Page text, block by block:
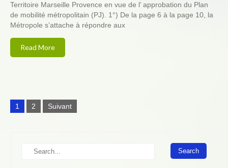
Territoire Marseille Provence en vue de l’ approbation du Plan
de mobilité métropolitain (PJ). 1°) De la page 6 à la page 10, la
Métropole s’attache à répondre aux
Read More
N
a1 2 Suivant